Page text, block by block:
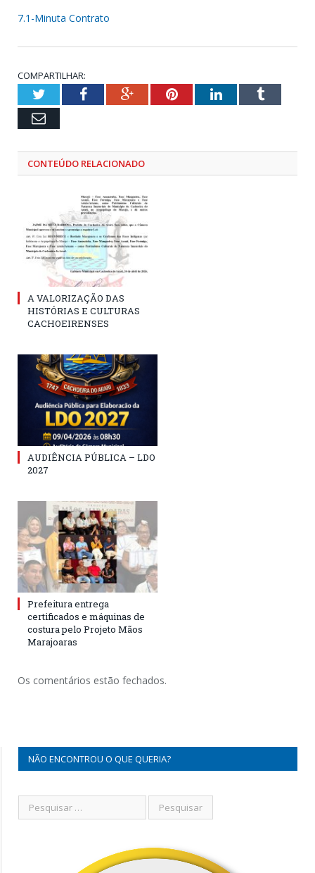
7.1-Minuta Contrato
COMPARTILHAR:
TwitterFacebookGoogle+PinterestLinkedInTumblr
Email
CONTEÚDO RELACIONADO
A VALORIZAÇÃO DAS
HISTÓRIAS E CULTURAS
CACHOEIRENSES
AUDIÊNCIA PÚBLICA – LDO
2027
Prefeitura entrega
certificados e máquinas de
costura pelo Projeto Mãos
Marajoaras
Os comentários estão fechados.
NÃO ENCONTROU O QUE QUERIA?